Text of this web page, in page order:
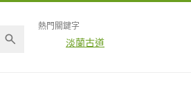
熱門關鍵字
淡蘭古道